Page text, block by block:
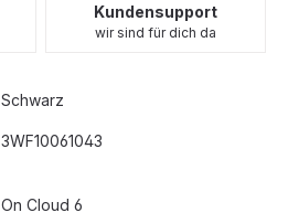
Kundensupport
wir sind für dich da
Schwarz
3WF10061043
On Cloud 6